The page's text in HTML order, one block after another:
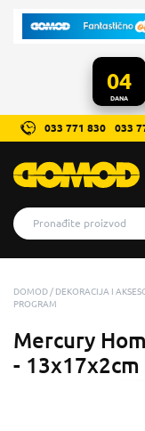
04
DANA
033 771 830 033
DOMOD DEKORACIJA I
PROGRAM
Mercury
-